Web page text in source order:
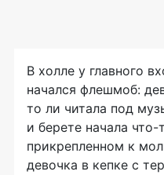
В холле у главного
начался флешмоб:
то ли читала под
и берете начала что-
прикрепленном к
девочка в кепке с